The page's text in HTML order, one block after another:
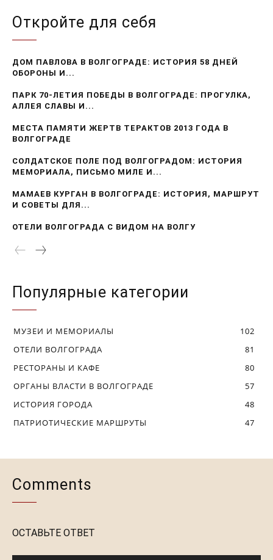
Откройте для себя
ДОМ ПАВЛОВА В ВОЛГОГРАДЕ: ИСТОРИЯ 58 ДНЕЙ
ОБОРОНЫ И...
ПАРК 70-ЛЕТИЯ ПОБЕДЫ В ВОЛГОГРАДЕ: ПРОГУЛКА,
АЛЛЕЯ СЛАВЫ И...
МЕСТА ПАМЯТИ ЖЕРТВ ТЕРАКТОВ 2013 ГОДА В
ВОЛГОГРАДЕ
СОЛДАТСКОЕ ПОЛЕ ПОД ВОЛГОГРАДОМ: ИСТОРИЯ
МЕМОРИАЛА, ПИСЬМО МИЛЕ И...
МАМАЕВ КУРГАН В ВОЛГОГРАДЕ: ИСТОРИЯ, МАРШРУТ
И СОВЕТЫ ДЛЯ...
ОТЕЛИ ВОЛГОГРАДА С ВИДОМ НА ВОЛГУ
Популярные категории
МУЗЕИ И МЕМОРИАЛЫ
102
ОТЕЛИ ВОЛГОГРАДА
81
РЕСТОРАНЫ И КАФЕ
80
ОРГАНЫ ВЛАСТИ В ВОЛГОГРАДЕ
57
ИСТОРИЯ ГОРОДА
48
ПАТРИОТИЧЕСКИЕ МАРШРУТЫ
47
Comments
ОСТАВЬТЕ ОТВЕТ